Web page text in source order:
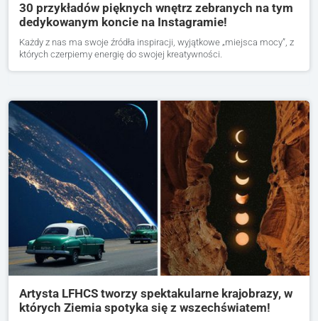
30 przykładów pięknych wnętrz zebranych na tym
dedykowanym koncie na Instagramie!
Każdy z nas ma swoje źródła inspiracji, wyjątkowe „miejsca mocy”, z
których czerpiemy energię do swojej kreatywności.
Artysta LFHCS tworzy spektakularne krajobrazy, w
których Ziemia spotyka się z wszechświatem!